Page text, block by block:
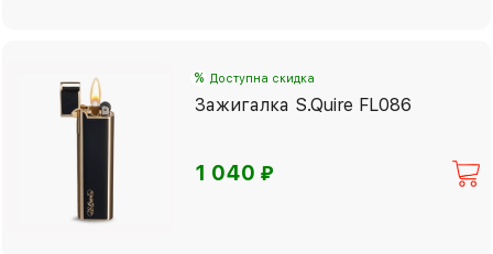
% Доступна скидка
Зажигалка S.Quire FL086
1 040⃏